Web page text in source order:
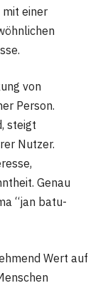
einer
von
Person.
steigt
Nutzer.
Genau
“jan batu-
Wert auf